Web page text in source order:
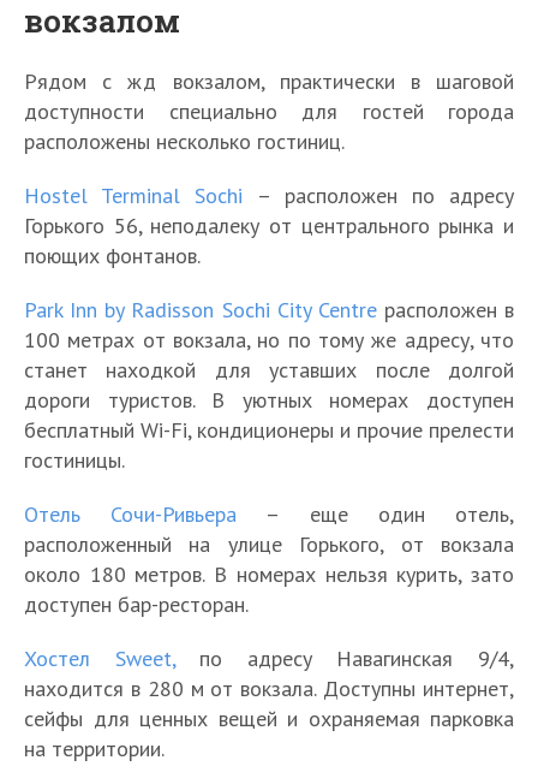
вокзалом
Рядом с жд вокзалом, практически в шаговой
доступности специально для гостей города
расположены несколько гостиниц.
Hostel Terminal Sochi
– расположен по адресу
Горького 56, неподалеку от центрального рынка и
поющих фонтанов.
Park Inn by Radisson Sochi City Centreрасположен в
100 метрах от вокзала, но по тому же адресу, что
станет находкой для уставших после долгой
дороги туристов. В уютных номерах доступен
бесплатный Wi-Fi, кондиционеры и прочие прелести
гостиницы.
Отель Сочи-Ривьера – еще один отель,
расположенный на улице Горького, от вокзала
около 180 метров. В номерах нельзя курить, зато
доступен бар-ресторан.
Хостел Sweet,по адресу Навагинская 9/4,
находится в 280 м от вокзала. Доступны интернет,
сейфы для ценных вещей и охраняемая парковка
на территории.